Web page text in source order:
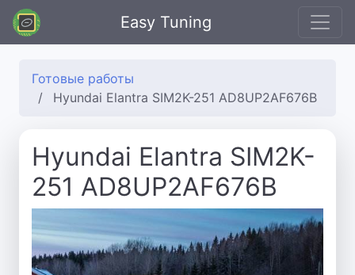
Easy Tuning
Готовые работы
Hyundai Elantra SIM2K-251 AD8UP2AF676B
Hyundai Elantra SIM2K-
251 AD8UP2AF676B